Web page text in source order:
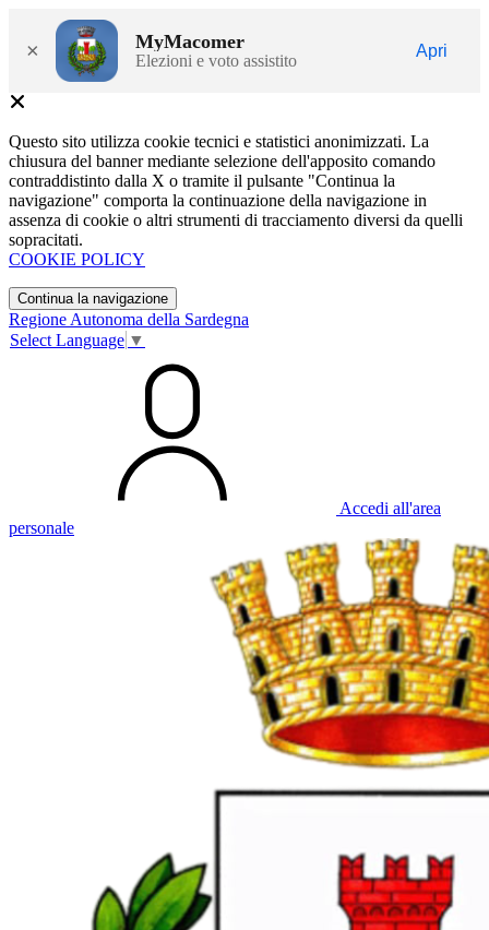
× MyMacomer
Elezioni e voto assistito
Apri
Questo sito utilizza cookie tecnici e statistici anonimizzati. La
chiusura del banner mediante selezione dell'apposito comando
contraddistinto dalla X o tramite il pulsante "Continua la
navigazione" comporta la continuazione della navigazione in
assenza di cookie o altri strumenti di tracciamento diversi da quelli
sopracitati.
COOKIE POLICY
Continua la navigazione
Regione Autonoma della Sardegna
Select Language ▼
Accedi all'area
personale